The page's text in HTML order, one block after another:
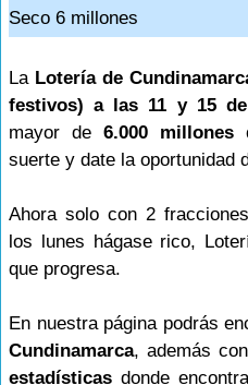
Seco 6 millones
La Lotería de
festivos) a las 11 y 15
mayor de 6.000 millones
suerte y date la oportunidad
Ahora solo con 2
los lunes hágase rico,
que progresa.
En nuestra página podrás
Cundinamarca, además
estadísticas donde